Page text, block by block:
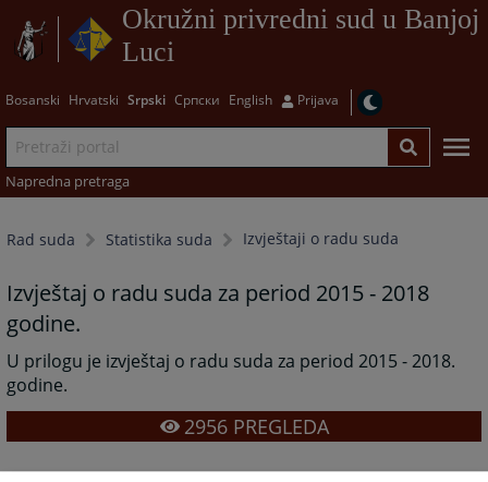
Okružni privredni sud u Banjoj
Luci
Bosanski Hrvatski Srpski Српски English Prijava
Napredna pretraga
Rad suda Statistika suda Izvještaji o radu suda
Izvještaj o radu suda za period 2015 - 2018
godine.
U prilogu je izvještaj o radu suda za period 2015 - 2018.
godine.
2956PREGLEDA